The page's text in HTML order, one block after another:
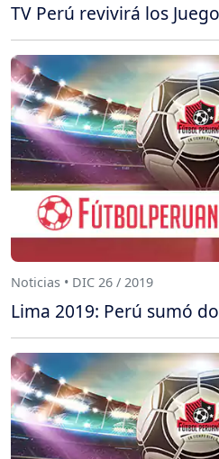
TV Perú revivirá los
Noticias • DIC 26 / 2019
Lima 2019: Perú sumó